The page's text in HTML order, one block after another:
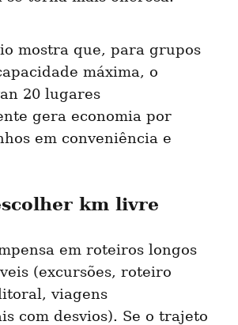
mostra que, para grupos
máxima, o
20 lugares
gera economia por
em conveniência e
km livre
em roteiros longos
(excursões, roteiro
viagens
com desvios). Se o trajeto